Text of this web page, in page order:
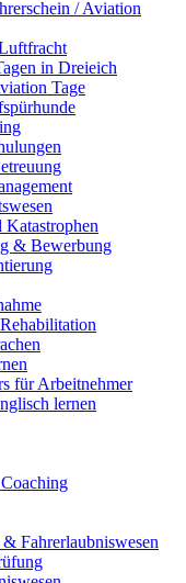
/ Aviation
in Dreieich
Tage
& Bewerbung
für Arbeitnehmer
lernen
Fahrerlaubniswesen